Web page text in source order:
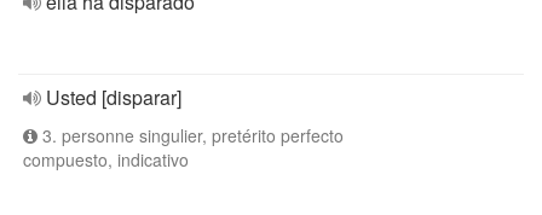
Usted [disparar]
3. personne singulier, pretérito perfecto
compuesto, indicativo